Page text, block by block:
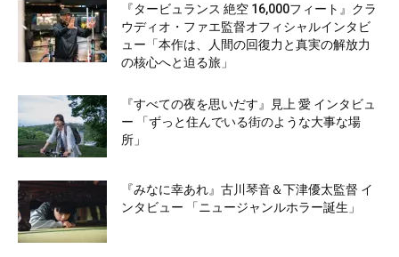
『タービュランス 絶空 16,000フィート』クラ
ウディオ・ファエ監督オフィシャルインタビ
ュー「本作は、人間の回復力と真実の解放力
の核心へと迫る旅」
『すべての夜を思いだす』見上 愛 インタビュ
ー 「ずっと住んでいる街のような大事な場
所」
『みなに幸あれ』古川琴音＆下津優太監督 イ
ンタビュー 「ニュージャンルホラー誕生」